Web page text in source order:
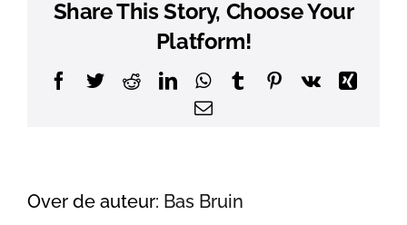
Share This Story, Choose Your
Platform!
Facebook
TwitterRedditLinkedInWhatsApp
TumblrPinterest
Vk
Xing
E-
Over de auteur: Bas Bruin